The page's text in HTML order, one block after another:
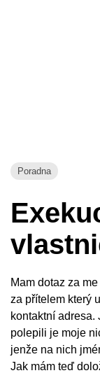
Poradna
Mam dotaz za
za přítelem který
kontaktní adresa.
polepili je moje
jenže na nich
Jak mám teď